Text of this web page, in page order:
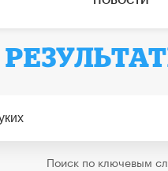
Поиск по ключевым